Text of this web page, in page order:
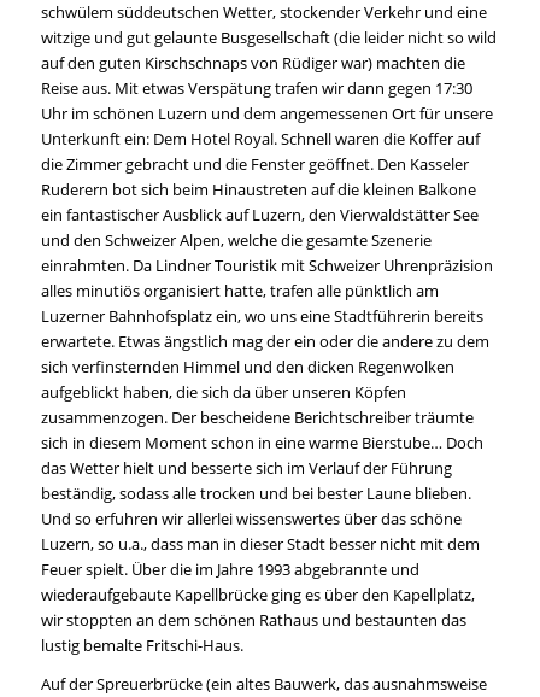
schwülem süddeutschen Wetter, stockender Verkehr und eine
witzige und gut gelaunte Busgesellschaft (die leider nicht so wild
auf den guten Kirschschnaps von Rüdiger war) machten die
Reise aus. Mit etwas Verspätung trafen wir dann gegen 17:30
Uhr im schönen Luzern und dem angemessenen Ort für unsere
Unterkunft ein: Dem Hotel Royal. Schnell waren die Koffer auf
die Zimmer gebracht und die Fenster geöffnet. Den Kasseler
Ruderern bot sich beim Hinaustreten auf die kleinen Balkone
ein fantastischer Ausblick auf Luzern, den Vierwaldstätter See
und den Schweizer Alpen, welche die gesamte Szenerie
einrahmten. Da Lindner Touristik mit Schweizer Uhrenpräzision
alles minutiös organisiert hatte, trafen alle pünktlich am
Luzerner Bahnhofsplatz ein, wo uns eine Stadtführerin bereits
erwartete. Etwas ängstlich mag der ein oder die andere zu dem
sich verfinsternden Himmel und den dicken Regenwolken
aufgeblickt haben, die sich da über unseren Köpfen
zusammenzogen. Der bescheidene Berichtschreiber träumte
sich in diesem Moment schon in eine warme Bierstube… Doch
das Wetter hielt und besserte sich im Verlauf der Führung
beständig, sodass alle trocken und bei bester Laune blieben.
Und so erfuhren wir allerlei wissenswertes über das schöne
Luzern, so u.a., dass man in dieser Stadt besser nicht mit dem
Feuer spielt. Über die im Jahre 1993 abgebrannte und
wiederaufgebaute Kapellbrücke ging es über den Kapellplatz,
wir stoppten an dem schönen Rathaus und bestaunten das
lustig bemalte Fritschi-Haus.
Auf der Spreuerbrücke (ein altes Bauwerk, das ausnahmsweise